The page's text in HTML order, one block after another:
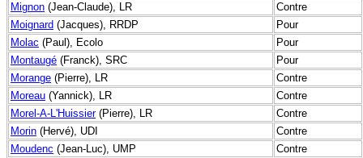
Mignon (Jean-Claude), LR
Contre
Moignard (Jacques), RRDP
Pour
Molac (Paul), Ecolo
Pour
Montaugé (Franck), SRC
Pour
Morange (Pierre), LR
Contre
Moreau (Yannick), LR
Contre
Morel-A-L'Huissier(Pierre), LR
Contre
Morin (Hervé), UDI
Contre
Moudenc (Jean-Luc), UMP
Contre